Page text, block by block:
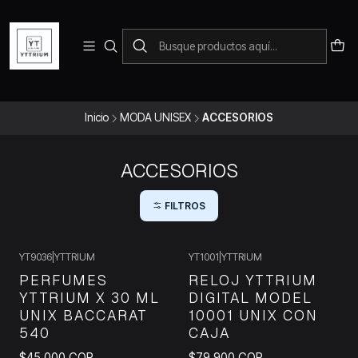
Para pedidos telefonicos puedes comunicarte con el wsap
+573228452138
Inicio MODA UNISEX ACCESORIOS
ACCESORIOS
FILTROS
YT9036 YTTRIUM
PERFUMES
YTTRIUM X 30 ML
UNIX BACCARAT
540
YT1001 YTTRIUM
RELOJ YTTRIUM
DIGITAL MODEL
10001 UNIX CON
CAJA